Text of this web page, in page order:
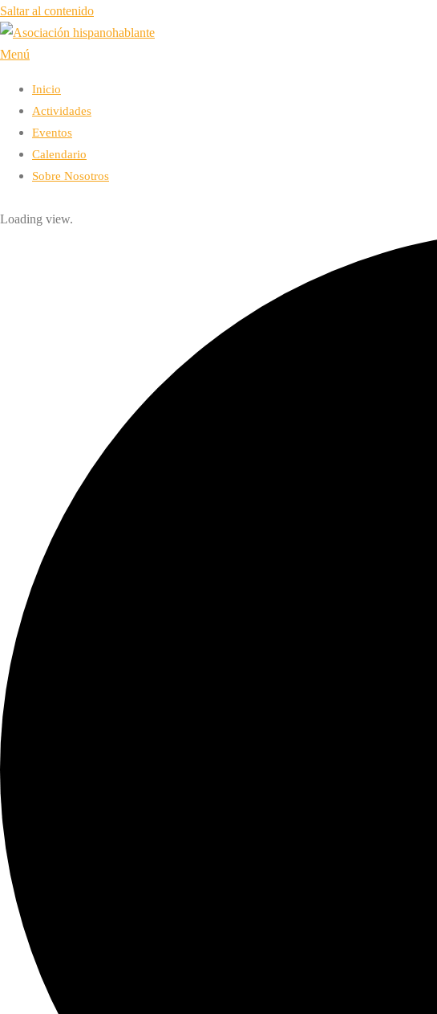
Saltar al contenido
Menú
Inicio
Actividades
Eventos
Calendario
Sobre Nosotros
Loading view.